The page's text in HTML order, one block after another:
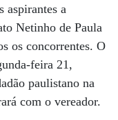
aspirantes a
Netinho de Paula
os concorrentes. O
feira 21,
paulistano na
com o vereador.